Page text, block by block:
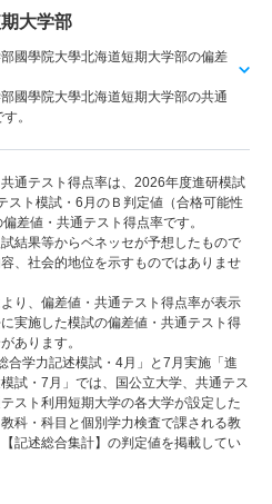
大学部
國學院大學北海道短期大学部の偏差
國學院大學北海道短期大学部の共通
。
通テスト得点率は、2026年度進研模試
スト模試・6月のＢ判定値（合格可能性
差値・共通テスト得点率です。
果等からベネッセが予想したもので
、社会的地位を示すものではありませ
、偏差値・共通テスト得点率が表示
実施した模試の偏差値・共通テスト得
あります。
学力記述模試・4月」と7月実施「進
試・7月」では、国公立大学、共通テス
スト利用短期大学の各大学が設定した
科・科目と個別学力検査で課される教
記述総合集計】の判定値を掲載してい